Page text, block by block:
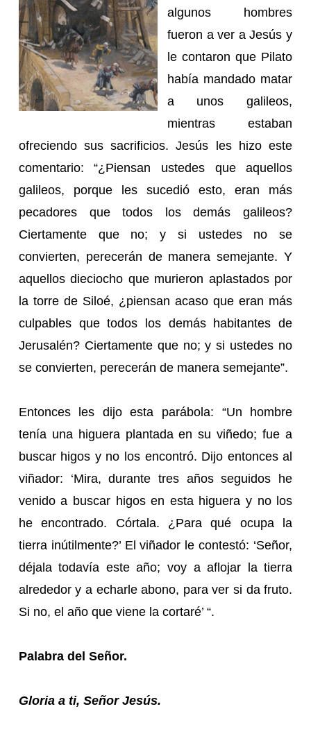
algunos hombres
fueron a ver a Jesús y
le contaron que Pilato
había mandado matar
a unos galileos,
mientras estaban
ofreciendo sus sacrificios. Jesús les hizo este
comentario: “¿Piensan ustedes que aquellos
galileos, porque les sucedió esto, eran más
pecadores que todos los demás galileos?
Ciertamente que no; y si ustedes no se
convierten, perecerán de manera semejante. Y
aquellos dieciocho que murieron aplastados por
la torre de Siloé, ¿piensan acaso que eran más
culpables que todos los demás habitantes de
Jerusalén? Ciertamente que no; y si ustedes no
se convierten, perecerán de manera semejante”.
Entonces les dijo esta parábola: “Un hombre
tenía una higuera plantada en su viñedo; fue a
buscar higos y no los encontró. Dijo entonces al
viñador: ‘Mira, durante tres años seguidos he
venido a buscar higos en esta higuera y no los
he encontrado. Córtala. ¿Para qué ocupa la
tierra inútilmente?’ El viñador le contestó: ‘Señor,
déjala todavía este año; voy a aflojar la tierra
alrededor y a echarle abono, para ver si da fruto.
Si no, el año que viene la cortaré’ “.
Palabra del Señor.
Gloria a ti, Señor Jesús.